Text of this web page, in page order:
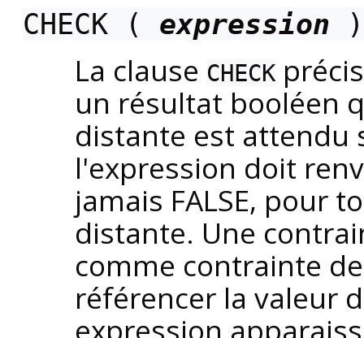
CHECK ( expression
La clause CHECK
un résultat booléen
distante est attendu
l'expression doit
jamais FALSE, pour
distante. Une
comme contrainte
référencer la valeur
expression